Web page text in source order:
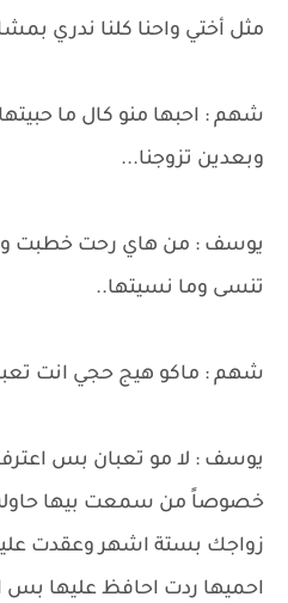
مثل أختي واحنا كلنا ندري
شهم : احبها منو كال ما
وبعدين تزوجنا...
يوسف : من هاي رحت خطبت
تنسى وما نسيتها..
شهم : ماكو هيج حجي انت
يوسف : لا مو تعبان بس
خصوصاً من سمعت بيها حاولت
زواجك بستة اشهر وعقدت
احميها ردت احافظ عليها بس